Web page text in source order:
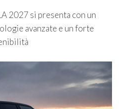
2027 si presenta con un
avanzate e un forte